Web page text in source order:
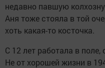
недавно павшую
Аня тоже стояла в той
хоть какая-то косточка.
С 12 лет работала в поле,
Не от хорошей жизни в